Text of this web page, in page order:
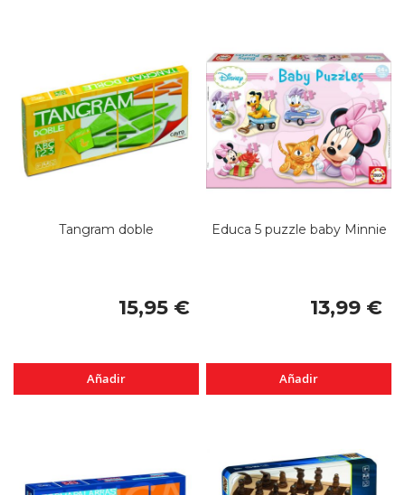
Tangram doble
15,95 €
Añadir
Educa 5 puzzle baby Minnie
13,99 €
Añadir